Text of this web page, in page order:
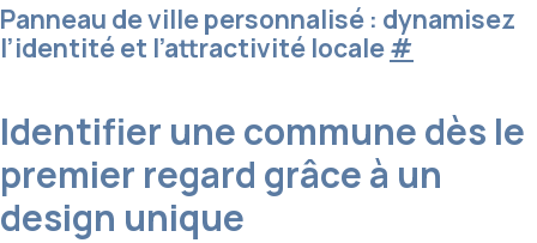
Panneau de ville personnalisé : dynamisez
l’identité et l’attractivité locale#
Identifier une commune dès le
premier regard grâce à un
design unique